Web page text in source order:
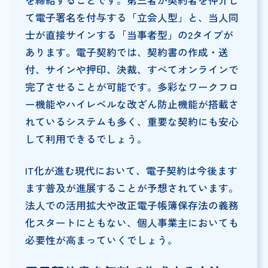
て電子署名を付与する「立会人型」と、当人同
士が直接サインする「当事者型」の2タイプが
あります。電子契約では、契約書の作成・送
付、サインや押印、決裁、すべてオンラインで
完了させることが可能です。多彩なワークフロ
ー機能やハイレベルな改ざん防止機能が搭載さ
れているシステムも多く、重要な契約にも安心
して利用できるでしょう。
IT化が進む現代において、電子契約は今後ます
ます普及が進展することが予想されています。
法人での活用拡大や改正電子帳簿保存法の義務
化スタートにともない、個人事業主においても
必要性が高まっていくでしょう。